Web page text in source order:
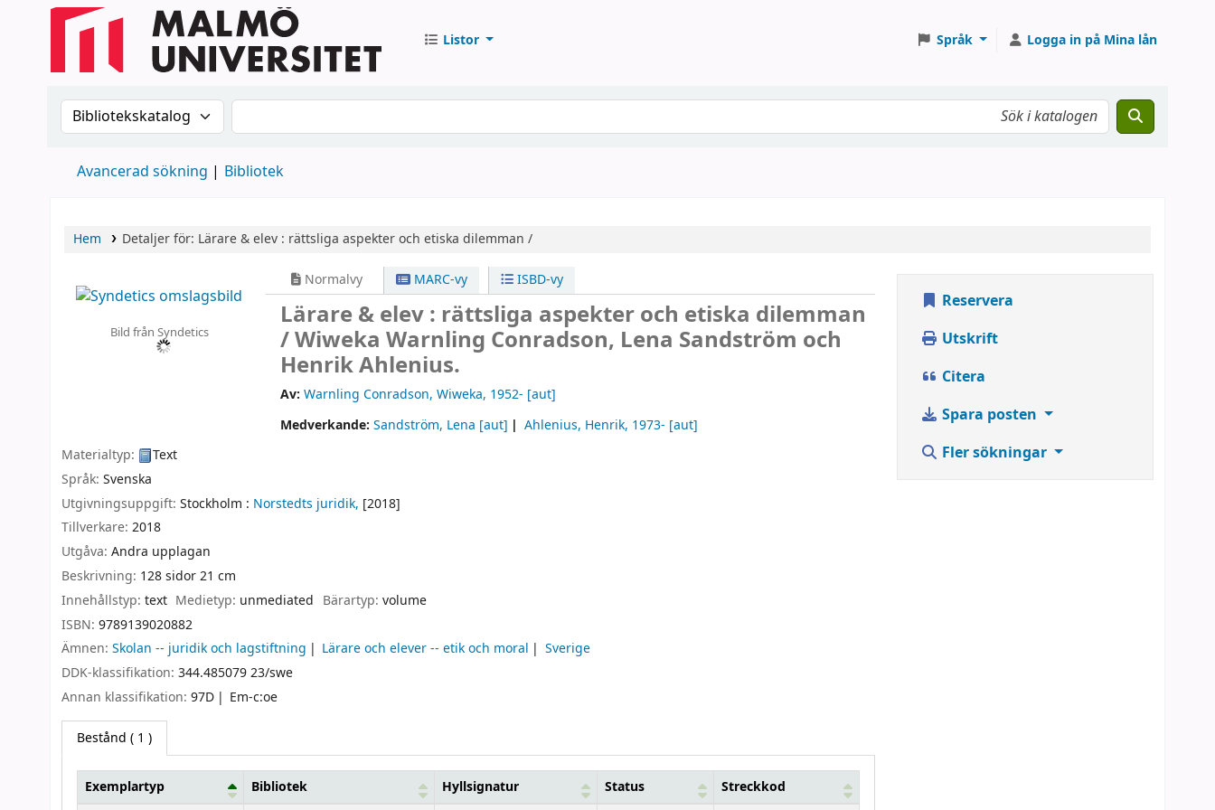
Listor Språk Logga in på Mina lån
Sök i katalogen efter:Sök i katalogen
Avancerad sökning Bibliotek
Hem Detaljer för: Lärare & elev : rättsliga aspekter och etiska dilemman /
Bild från Syndetics
Normalvy MARC-vy ISBD-vy
Lärare & elev : rättsliga aspekter och etiska dilemman
/Wiweka Warnling Conradson, Lena Sandström och
Henrik Ahlenius.
Av: Warnling Conradson, Wiweka, 1952- [aut]
Medverkande:Sandström, Lena [aut] Ahlenius, Henrik, 1973- [aut]
Materialtyp:
Text
Språk: Svenska
Utgivningsuppgift: Stockholm : Norstedts juridik, [2018]
Tillverkare: 2018
Utgåva: Andra upplagan
Beskrivning: 128 sidor 21 cm
Innehållstyp: text Medietyp: unmediated Bärartyp: volume
ISBN: 9789139020882
Ämnen: Skolan -- juridik och lagstiftning Lärare och elever -- etik och moral
Sverige
DDK-klassifikation: 344.485079 23/swe
Annan klassifikation: 97D Em-c:oe
Bestånd ( 1 )
Exemplartyp Bibliotek Hyllsignatur Status Streckkod
Reservera
Utskrift
Citera
Spara posten
Fler sökningar